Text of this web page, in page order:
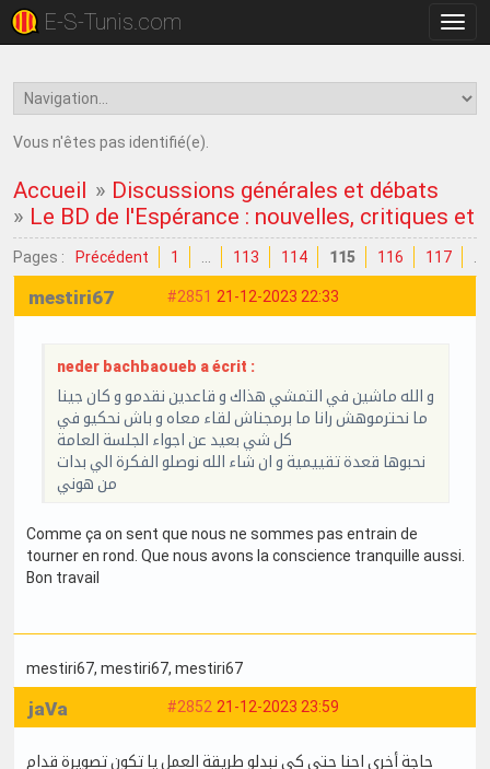
la
E-S-Tunis.com
Vous n'êtes pas identifié(e).
Accueil » Discussions générales et débats
» Le BD de l'Espérance : nouvelles, critiques et
Pages : Précédent 1 113 114 115 116 117
#2851 21-12-2023 22:33
mestiri67
neder bachbaoueb a écrit :
و الله ماشين في التمشي هذاك و قاعدين نقدمو و كان جينا
ما نحترموهش رانا ما برمجناش لقاء معاه و باش نحكيو في
كل شي بعيد عن اجواء الجلسة العامة
نحبوها قعدة تقييمية و ان شاء الله نوصلو الفكرة الي بدات
من هوني
Comme ça on sent que nous ne sommes pas entrain de
tourner en rond. Que nous avons la conscience tranquille aussi.
Bon travail
mestiri67, mestiri67, mestiri67
#2852 21-12-2023 23:59
jaVa
حاجة أخرى احنا حتى كي نبدلو طريقة العمل يا تكون تصويرة قدام